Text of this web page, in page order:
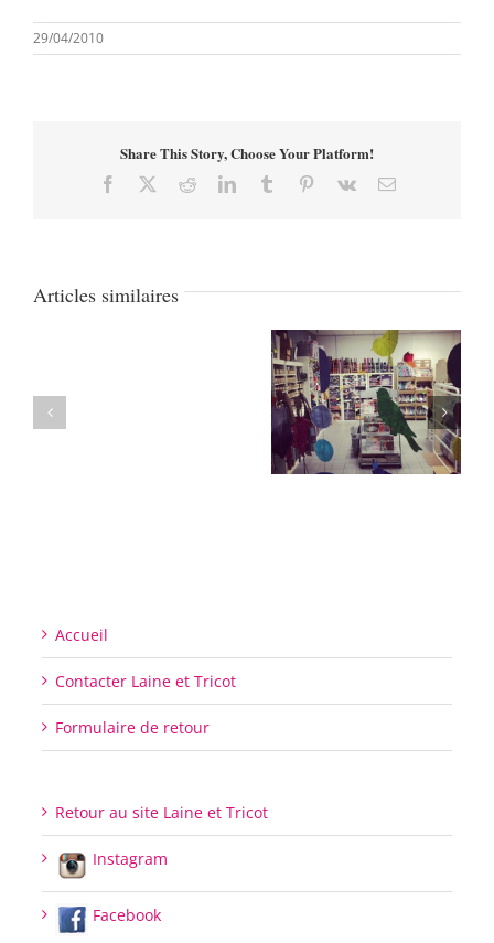
29/04/2010
Share This Story, Choose Your Platform!
Facebook RedditLinkedInTumblr Pinterest
Vk Email
Articles similaires
Accueil
Contacter Laine et Tricot
Formulaire de retour
Retour au site Laine et Tricot
Instagram
Facebook